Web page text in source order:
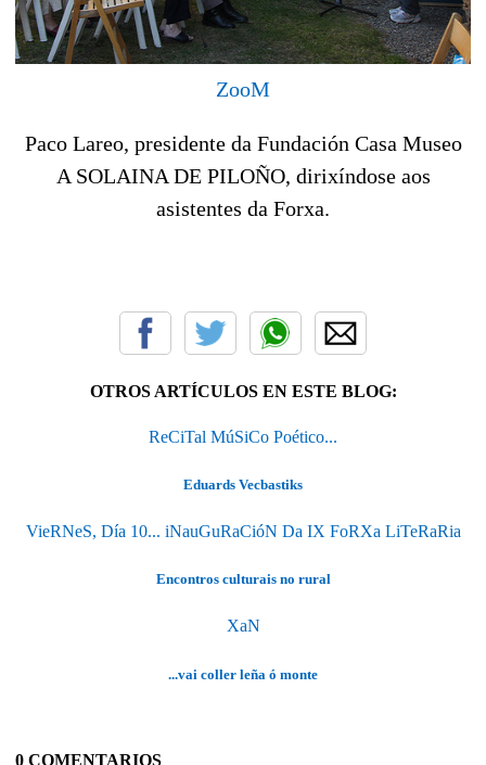
ZooM
Paco Lareo, presidente da Fundación Casa Museo
A SOLAINA DE PILOÑO, dirixíndose aos
asistentes da Forxa.
OTROS ARTÍCULOS EN ESTE BLOG:
ReCiTal MúSiCo Poético...
Eduards Vecbastiks
VieRNeS, Día 10... iNauGuRaCióN Da IX FoRXa LiTeRaRia
Encontros culturais no rural
XaN
...vai coller leña ó monte
0 COMENTARIOS